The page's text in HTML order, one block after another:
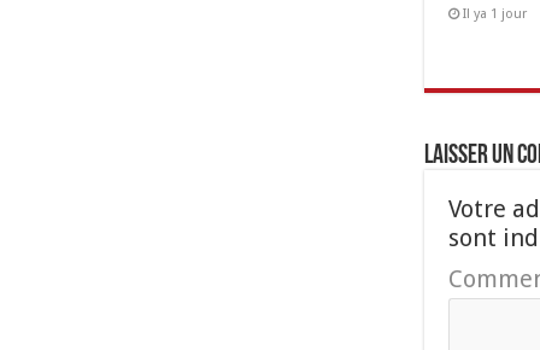
Il ya 1 jour
Laisser un
Votre
sont